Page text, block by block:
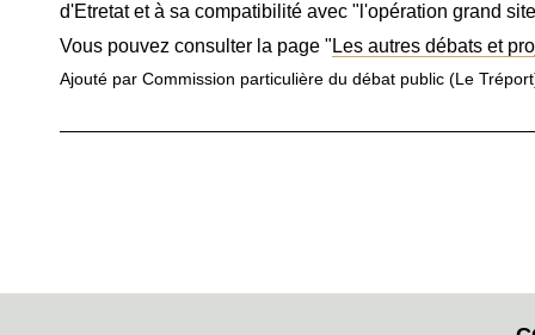
d'Etretat et à sa compatibilité avec "l'opération grand
Vous pouvez consulter la page " Les autres débats et
Ajouté par Commission particulière du débat public (Le